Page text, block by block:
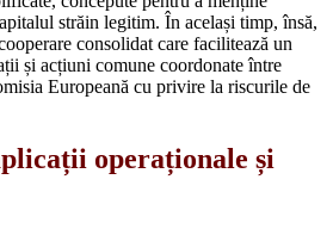
străin legitim. În același timp, însă,
consolidat care facilitează un
și acțiuni comune coordonate între
Europeană cu privire la riscurile de
operaționale și